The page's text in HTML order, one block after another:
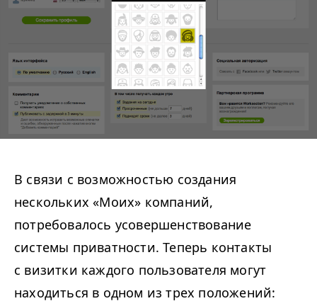
В связи с возможностью создания
нескольких «Моих» компаний,
потребовалось усовершенствование
системы приватности. Теперь контакты
с визитки каждого пользователя могут
находиться в одном из трех положений: